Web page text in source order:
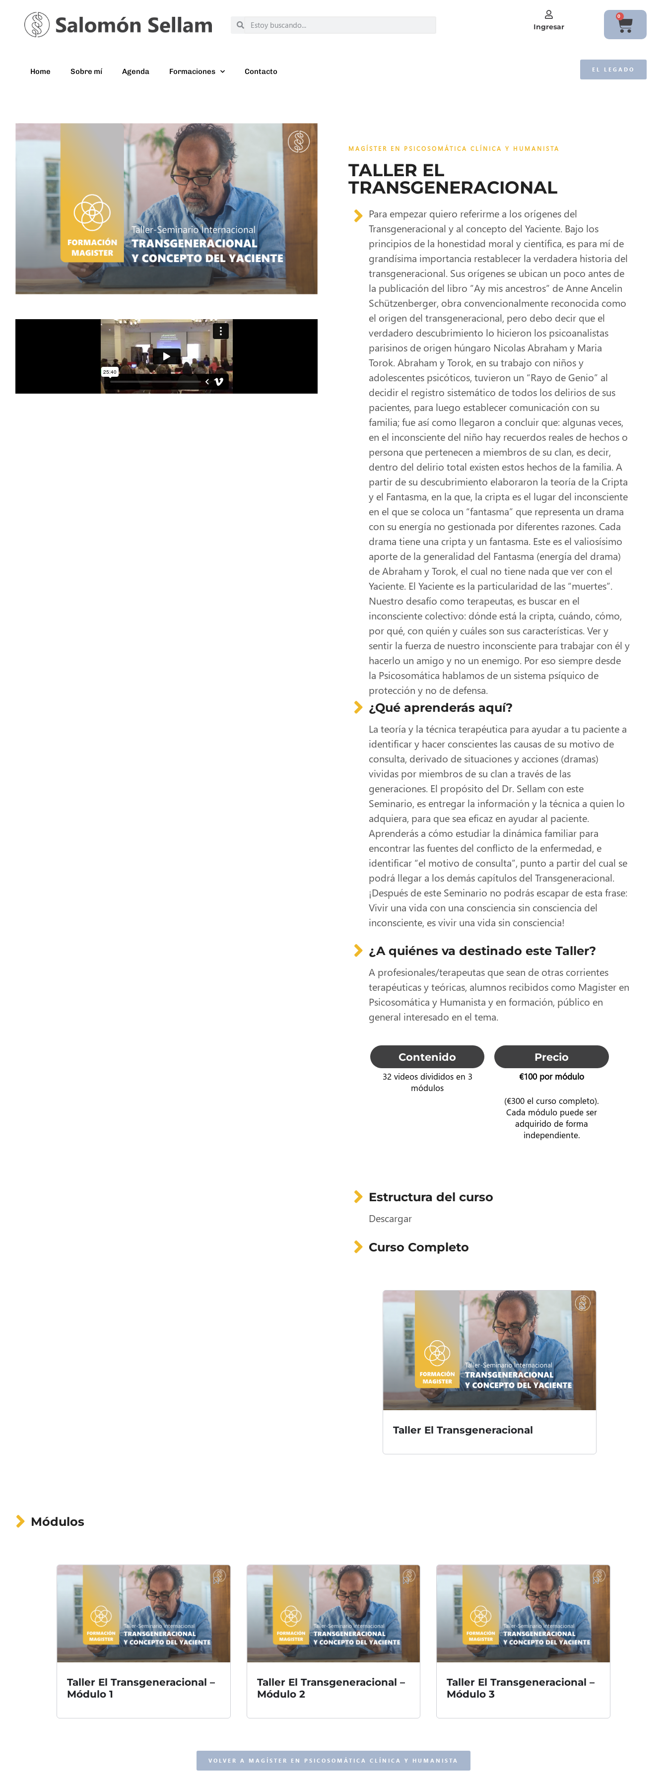
Ingresar
0
Home Sobre mí Agenda Formaciones Contacto EL LEGADO
MAGÍSTER EN PSICOSOMÁTICA CLÍNICA Y HUMANISTA
TALLER EL
TRANSGENERACIONAL
Para empezar quiero referirme a los orígenes del
Transgeneracional y al concepto del Yaciente. Bajo los
principios de la honestidad moral y científica, es para mí de
grandísima importancia restablecer la verdadera historia del
transgeneracional. Sus orígenes se ubican un poco antes de
la publicación del libro ”Ay mis ancestros” de Anne Ancelin
Schützenberger, obra convencionalmente reconocida como
el origen del transgeneracional, pero debo decir que el
verdadero descubrimiento lo hicieron los psicoanalistas
parisinos de origen húngaro Nicolas Abraham y Maria
Torok. Abraham y Torok, en su trabajo con niños y
adolescentes psicóticos, tuvieron un “Rayo de Genio” al
decidir el registro sistemático de todos los delirios de sus
pacientes, para luego establecer comunicación con su
familia; fue así como llegaron a concluir que: algunas veces,
en el inconsciente del niño hay recuerdos reales de hechos o
persona que pertenecen a miembros de su clan, es decir,
dentro del delirio total existen estos hechos de la familia. A
partir de su descubrimiento elaboraron la teoría de la Cripta
y el Fantasma, en la que, la cripta es el lugar del inconsciente
en el que se coloca un “fantasma” que representa un drama
con su energía no gestionada por diferentes razones. Cada
drama tiene una cripta y un fantasma. Este es el valiosísimo
aporte de la generalidad del Fantasma (energía del drama)
de Abraham y Torok, el cual no tiene nada que ver con el
Yaciente. El Yaciente es la particularidad de las “muertes”.
Nuestro desafío como terapeutas, es buscar en el
inconsciente colectivo: dónde está la cripta, cuándo, cómo,
por qué, con quién y cuáles son sus características. Ver y
sentir la fuerza de nuestro inconsciente para trabajar con él y
hacerlo un amigo y no un enemigo. Por eso siempre desde
la Psicosomática hablamos de un sistema psíquico de
protección y no de defensa.
¿Qué aprenderás aquí?
La teoría y la técnica terapéutica para ayudar a tu paciente a
identificar y hacer conscientes las causas de su motivo de
consulta, derivado de situaciones y acciones (dramas)
vividas por miembros de su clan a través de las
generaciones. El propósito del Dr. Sellam con este
Seminario, es entregar la información y la técnica a quien lo
adquiera, para que sea eficaz en ayudar al paciente.
Aprenderás a cómo estudiar la dinámica familiar para
encontrar las fuentes del conflicto de la enfermedad, e
identificar “el motivo de consulta”, punto a partir del cual se
podrá llegar a los demás capítulos del Transgeneracional.
¡Después de este Seminario no podrás escapar de esta frase:
Vivir una vida con una consciencia sin consciencia del
inconsciente, es vivir una vida sin consciencia!
¿A quiénes va destinado este Taller?
A profesionales/terapeutas que sean de otras corrientes
terapéuticas y teóricas, alumnos recibidos como Magister en
Psicosomática y Humanista y en formación, público en
general interesado en el tema.
Contenido
32 videos divididos en 3
módulos
Precio
€100 por módulo
(€300 el curso completo).
Cada módulo puede ser
adquirido de forma
independiente.
Estructura del curso
Descargar
Curso Completo
Taller El Transgeneracional
Módulos
Taller El Transgeneracional –
Módulo 1
Taller El Transgeneracional –
Módulo 2
Taller El Transgeneracional –
Módulo 3
VOLVER A MAGÍSTER EN PSICOSOMÁTICA CLÍNICA Y HUMANISTA